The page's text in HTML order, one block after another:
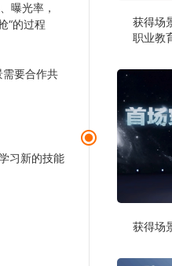
曝光率，
“的过程
需要合作共
习新的技能
获得场
职业教
获得场